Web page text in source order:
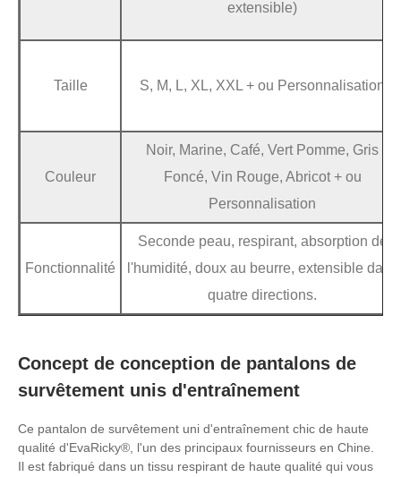
extensible)
Taille S, M, L, XL, XXL + ou Personnalisation
Couleur
Noir, Marine, Café, Vert Pomme, Gris
Foncé, Vin Rouge, Abricot + ou
Personnalisation
Fonctionnalité
Seconde peau, respirant, absorption de
l'humidité, doux au beurre, extensible dans
quatre directions.
Concept de conception de pantalons de
survêtement unis d'entraînement
Ce pantalon de survêtement uni d'entraînement chic de haute
qualité d'EvaRicky®, l'un des principaux fournisseurs en Chine.
Il est fabriqué dans un tissu respirant de haute qualité qui vous